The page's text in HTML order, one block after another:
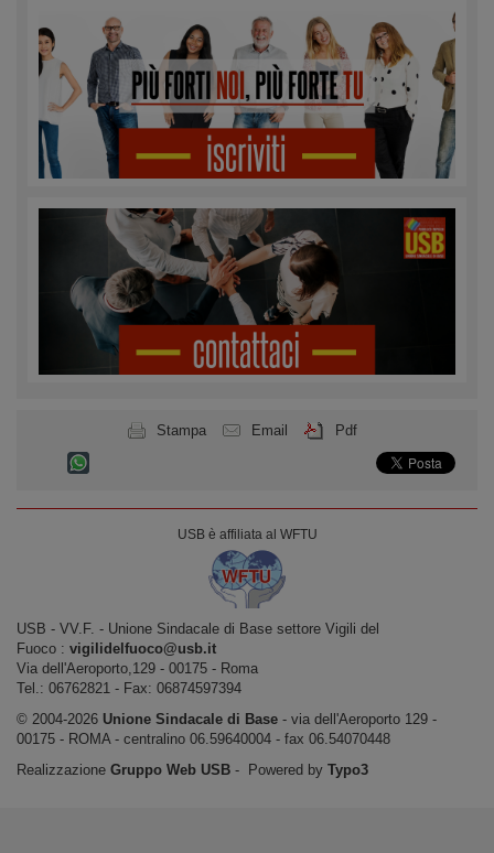
Stampa Email Pdf
USB è affiliata al WFTU
USB ‐ VV.F. - Unione Sindacale di Base settore Vigili del
Fuoco : vigilidelfuoco@usb.it
Via dell'Aeroporto,129 ‐ 00175 ‐ Roma
Tel.: 06762821 ‐ Fax: 06874597394
© 2004-2026 Unione Sindacale di Base ‐ via dell'Aeroporto 129 -
00175 - ROMA - centralino 06.59640004 - fax 06.54070448
Realizzazione Gruppo Web USB ‐ Powered by Typo3